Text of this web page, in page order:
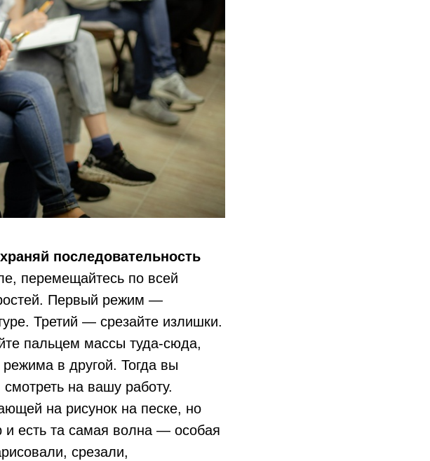
последовательность
перемещайтесь по всей
Первый режим —
Третий — срезайте излишки.
пальцем массы туда-сюда,
в другой. Тогда вы
на вашу работу.
на рисунок на песке, но
и есть та самая волна — особая
срезали,